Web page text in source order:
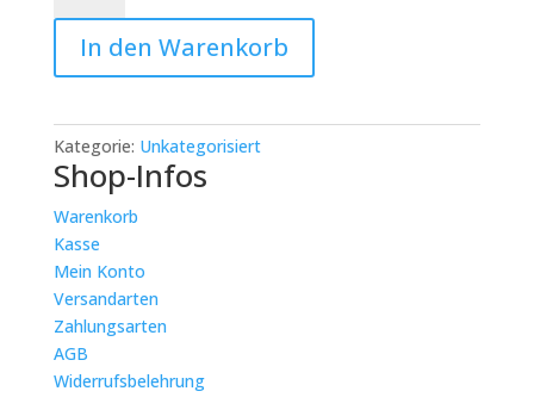
Intuitive
Acrylmalerei
mit
Mosi
Art:
Abstrakte
Acrylmalerei
Menge
In den Warenkorb
Kategorie: Unkategorisiert
Shop-Infos
Warenkorb
Kasse
Mein Konto
Versandarten
Zahlungsarten
AGB
Widerrufsbelehrung